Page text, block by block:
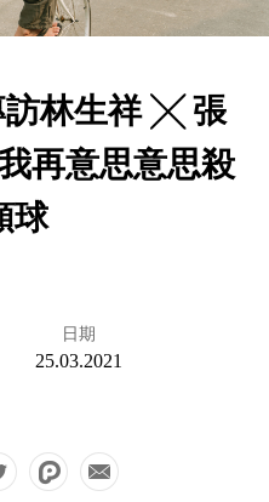
訪林生祥 ╳ 張
再意思意思殺
球
日期
25.03.2021